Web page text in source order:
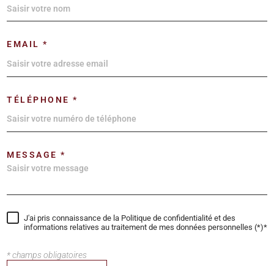
EMAIL *
TÉLÉPHONE *
MESSAGE *
J'ai pris connaissance de la Politique de confidentialité et des
informations relatives au traitement de mes données personnelles (*)*
* champs obligatoires